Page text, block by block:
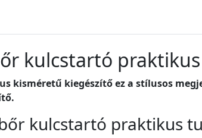
kulcstartó
kisméretű kiegészítő ez a stílusos
kulcstartó praktikus